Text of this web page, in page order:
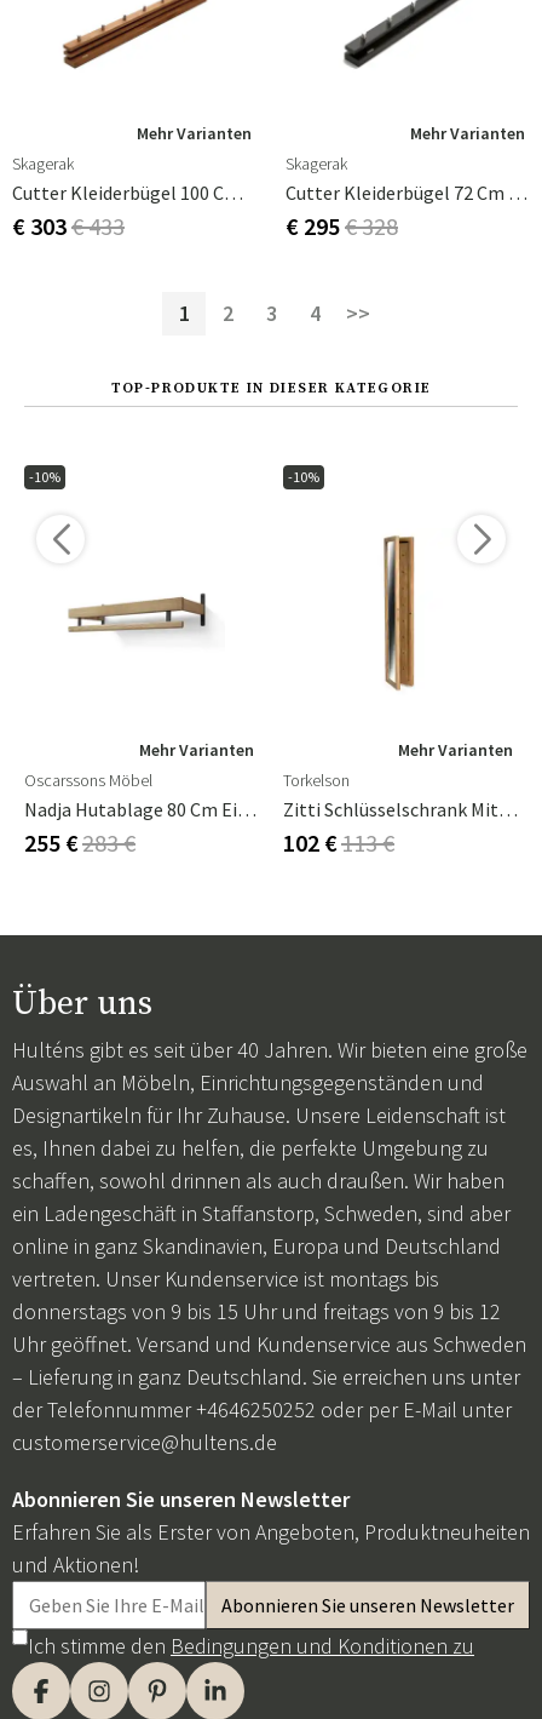
Mehr Varianten
Skagerak
Cutter Kleiderbügel 100 Cm Teak
€ 303€ 433
Mehr Varianten
Skagerak
Cutter Kleiderbügel 72 Cm Black Oak
€ 295€ 328
1 2 3 4 >>
TOP-PRODUKTE IN DIESER KATEGORIE
-10%
Mehr Varianten
Oscarssons Möbel
Nadja Hutablage 80 Cm Eiche Lackiert/Mattschwarzer Stahl
255 €283 €
-10%
Mehr Varianten
Torkelson
Zitti Schlüsselschrank Mit Spiegel Eiche Geölt
102 €113 €
Über uns
Hulténs gibt es seit über 40 Jahren. Wir bieten eine große
Auswahl an Möbeln, Einrichtungsgegenständen und
Designartikeln für Ihr Zuhause. Unsere Leidenschaft ist
es, Ihnen dabei zu helfen, die perfekte Umgebung zu
schaffen, sowohl drinnen als auch draußen. Wir haben
ein Ladengeschäft in Staffanstorp, Schweden, sind aber
online in ganz Skandinavien, Europa und Deutschland
vertreten. Unser Kundenservice ist montags bis
donnerstags von 9 bis 15 Uhr und freitags von 9 bis 12
Uhr geöffnet. Versand und Kundenservice aus Schweden
– Lieferung in ganz Deutschland. Sie erreichen uns unter
der Telefonnummer +4646250252 oder per E-Mail unter
customerservice@hultens.de
Abonnieren Sie unseren Newsletter
Erfahren Sie als Erster von Angeboten, Produktneuheiten
und Aktionen!
Ich stimme den Bedingungen und Konditionen zu